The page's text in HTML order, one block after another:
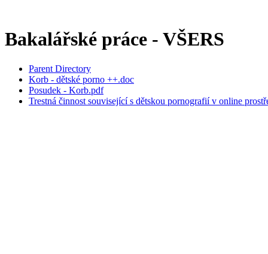
Bakalářské práce - VŠERS
Parent Directory
Korb - dětské porno ++.doc
Posudek - Korb.pdf
Trestná činnost související s dětskou pornografií v online